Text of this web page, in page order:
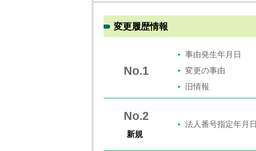
変更履歴情報
No.1
事由発生年月日
変更の事由
旧情報
No.2
新規
法人番号指定年月日